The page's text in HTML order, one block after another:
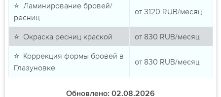
⭐ Ламинирование бровей/
ресниц
от 3120 RUB/месяц
⭐ Окраска ресниц краской от 830 RUB/месяц
⭐ Коррекция формы бровей в
Глазуновке
от 830 RUB/месяц
Обновлено: 02.08.2026